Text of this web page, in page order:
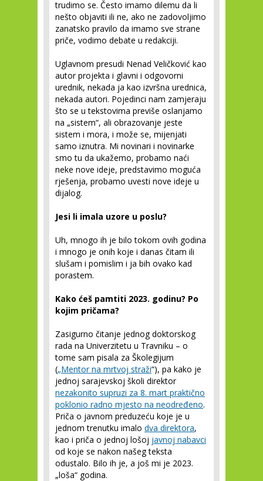
trudimo se. Često imamo dilemu da li
nešto objaviti ili ne, ako ne zadovoljimo
zanatsko pravilo da imamo sve strane
priče, vodimo debate u redakciji.
Uglavnom presudi Nenad Veličković kao
autor projekta i glavni i odgovorni
urednik, nekada ja kao izvršna urednica,
nekada autori. Pojedinci nam zamjeraju
što se u tekstovima previše oslanjamo
na „sistem“, ali obrazovanje jeste
sistem i mora, i može se, mijenjati
samo iznutra. Mi novinari i novinarke
smo tu da ukažemo, probamo naći
neke nove ideje, predstavimo moguća
rješenja, probamo uvesti nove ideje u
dijalog.
Jesi li imala uzore u poslu?
Uh, mnogo ih je bilo tokom ovih godina
i mnogo je onih koje i danas čitam ili
slušam i pomislim i ja bih ovako kad
porastem.
Kako ćeš pamtiti 2023. godinu? Po
kojim pričama?
Zasigurno čitanje jednog doktorskog
rada na Univerzitetu u Travniku – o
tome sam pisala za Školegijum
(„Mentor na mrtvoj straži“), pa kako je
jednoj sarajevskoj školi direktor
nezakonito supruzi za 8. mart praktično
poklonio radno mjesto na neodređeno.
Priča o javnom preduzeću koje je u
jednom trenutku imalo dva direktora,
kao i priča o jednoj lošoj javnoj nabavci
od koje se nakon našeg teksta
odustalo. Bilo ih je, a još mi je 2023.
„loša“ godina.